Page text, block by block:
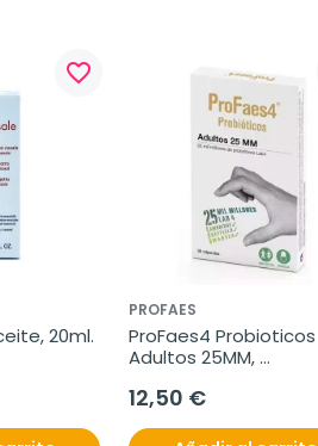
favorite_border
20ml.
PROFAES
ProFaes4 Probioticos
Adultos 25MM,
12,50 €